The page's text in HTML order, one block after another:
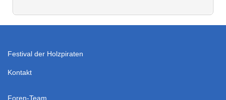
Festival der Holzpiraten
Kontakt
Foren-Team